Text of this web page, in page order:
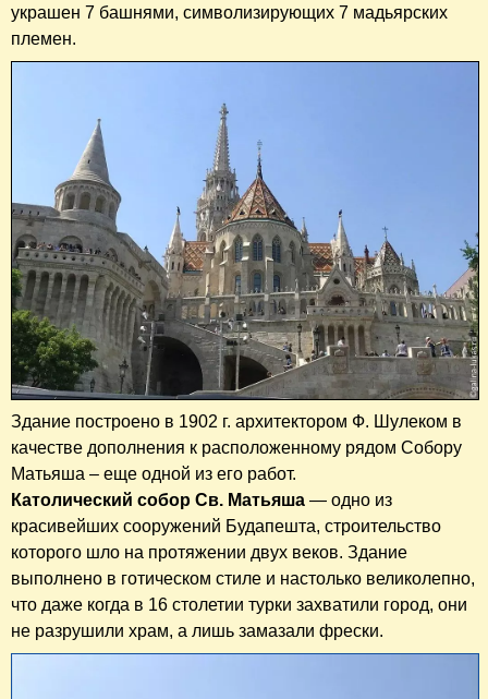
украшен 7 башнями, символизирующих 7 мадьярских
племен.
Здание построено в 1902 г. архитектором Ф. Шулеком в
качестве дополнения к расположенному рядом Собору
Матьяша – еще одной из его работ.
Католический собор Св. Матьяша — одно из
красивейших сооружений Будапешта, строительство
которого шло на протяжении двух веков. Здание
выполнено в готическом стиле и настолько великолепно,
что даже когда в 16 столетии турки захватили город, они
не разрушили храм, а лишь замазали фрески.